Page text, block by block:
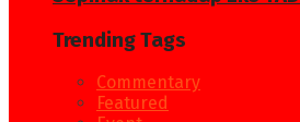
Trending Tags
Commentary
Featured